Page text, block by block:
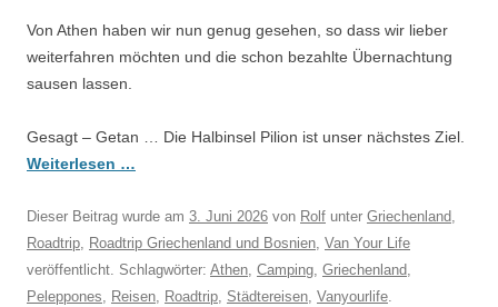
Von Athen haben wir nun genug gesehen, so dass wir lieber
weiterfahren möchten und die schon bezahlte Übernachtung
sausen lassen.
Gesagt – Getan … Die Halbinsel Pilion ist unser nächstes Ziel.
Weiterlesen …
Dieser Beitrag wurde am 3. Juni 2026 von Rolf unter Griechenland,
Roadtrip, Roadtrip Griechenland und Bosnien, Van Your Life
veröffentlicht. Schlagwörter: Athen, Camping, Griechenland,
Peleppones, Reisen, Roadtrip, Städtereisen, Vanyourlife.